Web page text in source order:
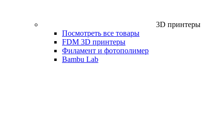
3D принтеры
Посмотреть все товары
FDM 3D принтеры
Филамент и фотополимер
Bambu Lab